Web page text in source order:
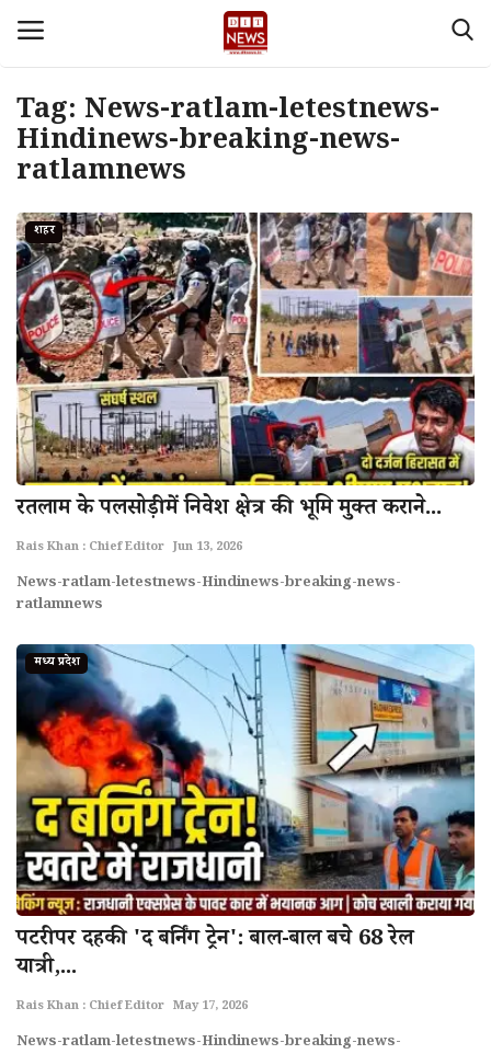
Login Register
देश
Contact
About Us
मध्य प्रदेश
Privacy policy
राजनीती
शहर
दुनिया
क्राइम
मनोरंजन
टेक्नोलॉजी
अन्य
Tag: News-ratlam-letestnews-
Hindinews-breaking-news-
ratlamnews
शहर
रतलाम के पलसोड़ी में निवेश क्षेत्र की भूमि मुक्त कराने...
Rais Khan : Chief Editor Jun 13, 2026
News-ratlam-letestnews-Hindinews-breaking-news-
ratlamnews
मध्य प्रदेश
पटरी पर दहकी 'द बर्निंग ट्रेन': बाल-बाल बचे 68 रेल
यात्री,...
Rais Khan : Chief Editor May 17, 2026
News-ratlam-letestnews-Hindinews-breaking-news-